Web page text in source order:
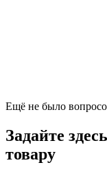
Ещё не было
Задайте
товару